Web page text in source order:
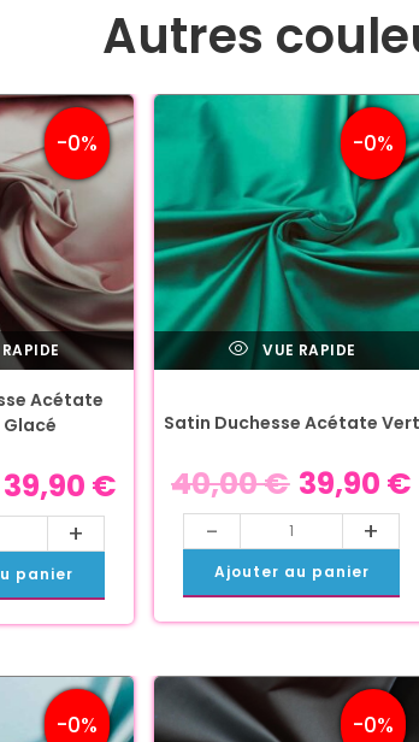
Autres
-0%
Acétate
39,90 €
+
panier
-0%
VUE RAPIDE
Satin Duchesse Acétate Vert
40,00€ 39,90 €
- +
Ajouter au panier
-0% -0%